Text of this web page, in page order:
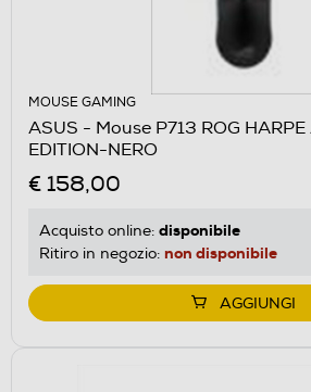
MOUSE GAMING
ASUS - Mouse P713 ROG
EDITION-NERO
€ 158,00
Acquisto online: disponibile
Ritiro in negozio: non disponibile
AGGIUNGI